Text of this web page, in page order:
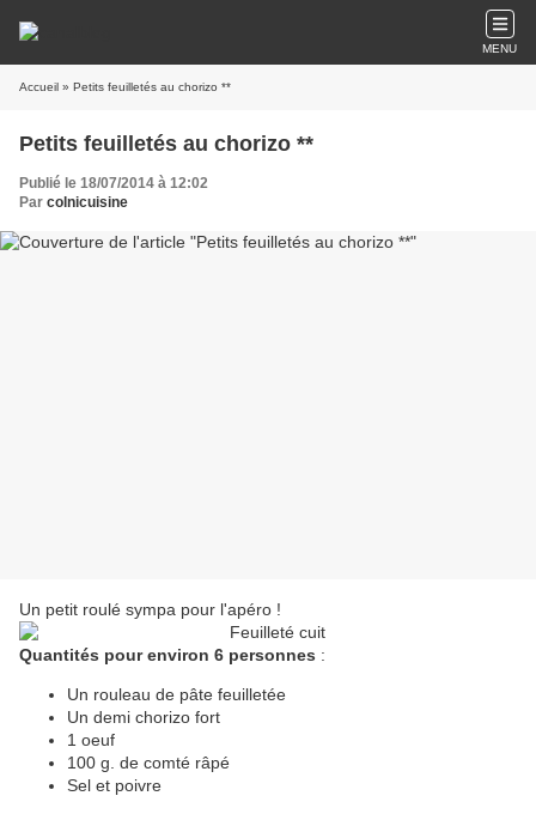
MENU
Accueil » Petits feuilletés au chorizo **
Petits feuilletés au chorizo **
Publié le 18/07/2014 à 12:02
Par colnicuisine
Un petit roulé sympa pour l'apéro !
Quantités pour environ 6 personnes :
Un rouleau de pâte feuilletée
Un demi chorizo fort
1 oeuf
100 g. de comté râpé
Sel et poivre